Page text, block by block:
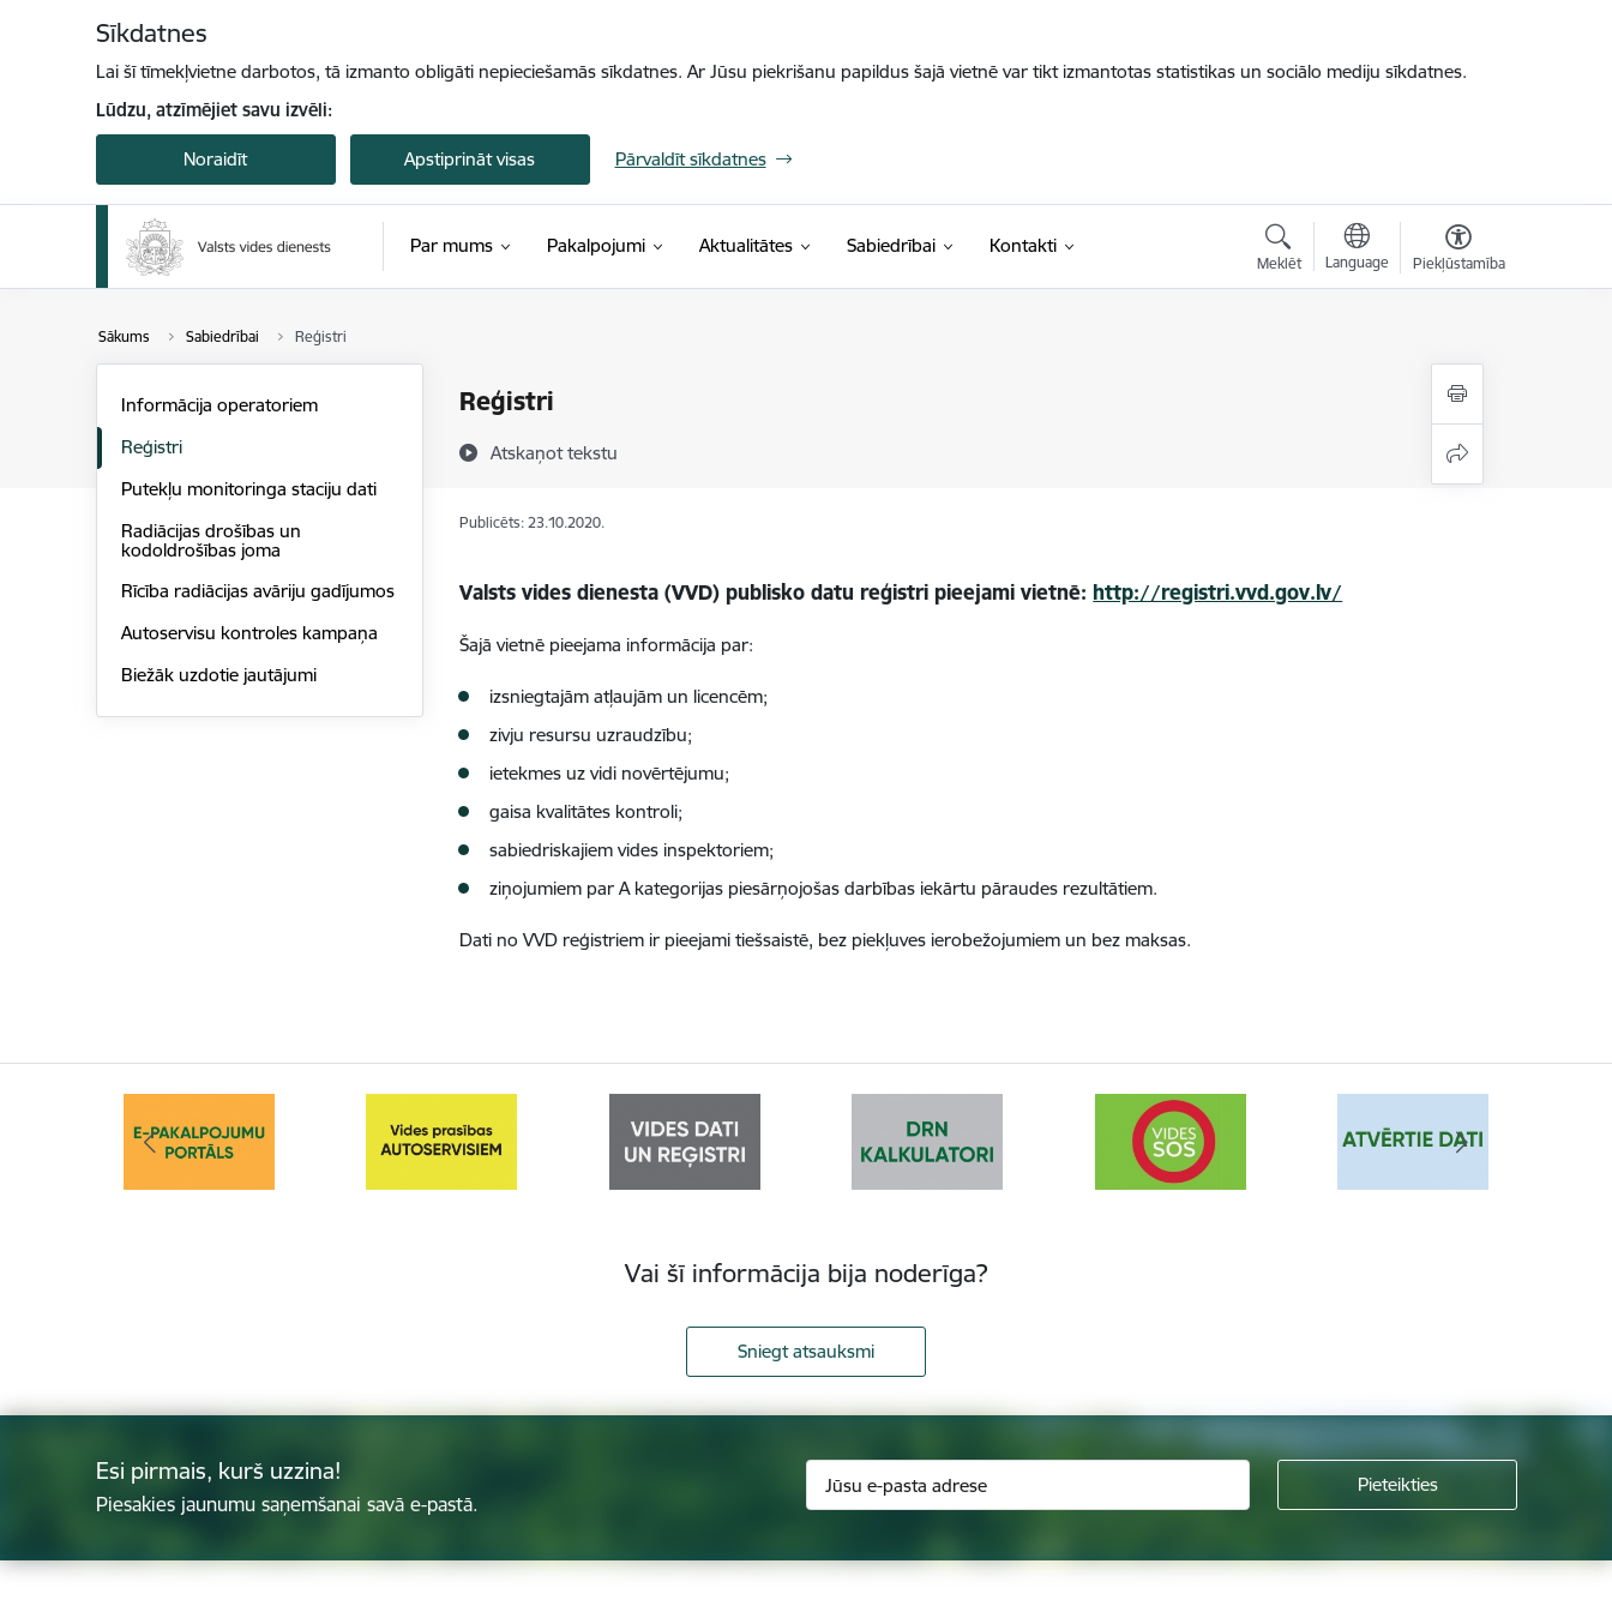
Sīkdatnes
Lai šī tīmekļvietne darbotos, tā izmanto obligāti nepieciešamās sīkdatnes. Ar Jūsu piekrišanu papildus šajā vietnē var tikt izmantotas statistikas un sociālo mediju sīkdatnes.
Lūdzu, atzīmējiet savu izvēli:
Noraidīt Apstiprināt visas Pārvaldīt sīkdatnes
Par mums Pakalpojumi Aktualitātes Sabiedrībai Kontakti
Meklēt Language Piekļūstamība
Sākums Sabiedrībai Reģistri
Reģistri
Atskaņot tekstu
Informācija operatoriem
Reģistri
Putekļu monitoringa staciju dati
Radiācijas drošības un
kodoldrošības joma
Rīcība radiācijas avāriju gadījumos
Autoservisu kontroles kampaņa
Biežāk uzdotie jautājumi
Publicēts: 23.10.2020.
Valsts vides dienesta (VVD) publisko datu reģistri pieejami vietnē: http://registri.vvd.gov.lv/
Šajā vietnē pieejama informācija par:
izsniegtajām atļaujām un licencēm;
zivju resursu uzraudzību;
ietekmes uz vidi novērtējumu;
gaisa kvalitātes kontroli;
sabiedriskajiem vides inspektoriem;
ziņojumiem par A kategorijas piesārņojošas darbības iekārtu pāraudes rezultātiem.
Dati no VVD reģistriem ir pieejami tiešsaistē, bez piekļuves ierobežojumiem un bez maksas.
Vai šī informācija bija noderīga?
Sniegt atsauksmi
Esi pirmais, kurš uzzina!
Piesakies jaunumu saņemšanai savā e-pastā.